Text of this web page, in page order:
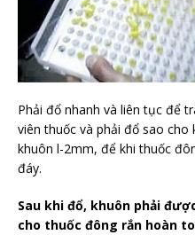
Phải đổ nhanh và liên tục để
viên thuốc và phải đổ sao
khuôn l-2mm, để khi thuốc
đáy.
Sau khi đổ, khuôn phải
cho thuốc đông rắn hoàn